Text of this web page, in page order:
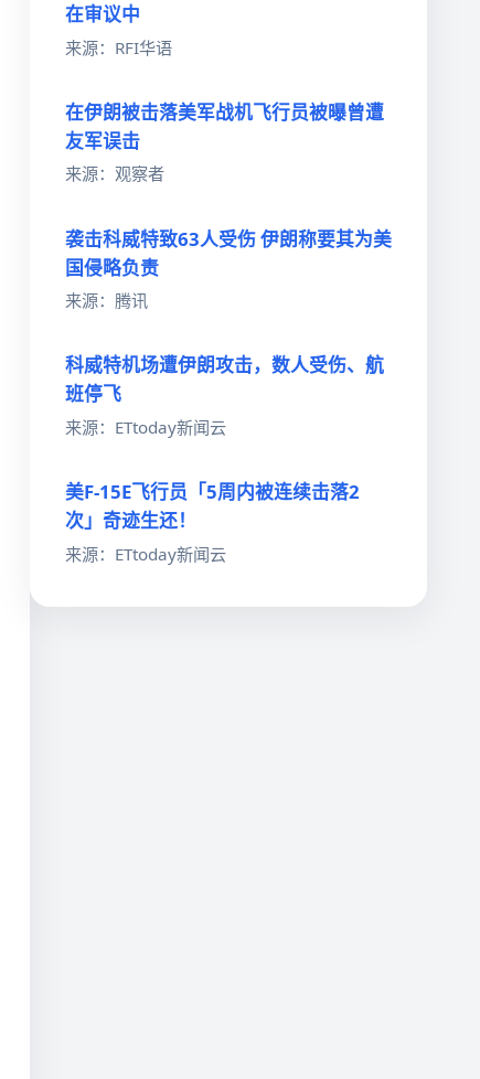
在审议中
来源：RFI华语
在伊朗被击落美军战机飞行员被曝曾遭
友军误击
来源：观察者
袭击科威特致63人受伤 伊朗称要其为美
国侵略负责
来源：腾讯
科威特机场遭伊朗攻击，数人受伤、航
班停飞
来源：ETtoday新闻云
美F-15E飞行员「5周内被连续击落2
次」奇迹生还！
来源：ETtoday新闻云